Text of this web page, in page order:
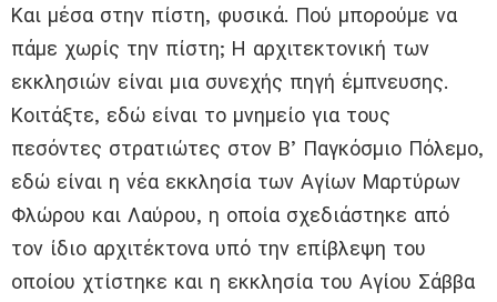
Και μέσα στην πίστη, φυσικά. Πού μπορούμε να
πάμε χωρίς την πίστη; Η αρχιτεκτονική των
εκκλησιών είναι μια συνεχής πηγή έμπνευσης.
Κοιτάξτε, εδώ είναι το μνημείο για τους
πεσόντες στρατιώτες στον Β’ Παγκόσμιο Πόλεμο,
εδώ είναι η νέα εκκλησία των Αγίων Μαρτύρων
Φλώρου και Λαύρου, η οποία σχεδιάστηκε από
τον ίδιο αρχιτέκτονα υπό την επίβλεψη του
οποίου χτίστηκε και η εκκλησία του Αγίου Σάββα